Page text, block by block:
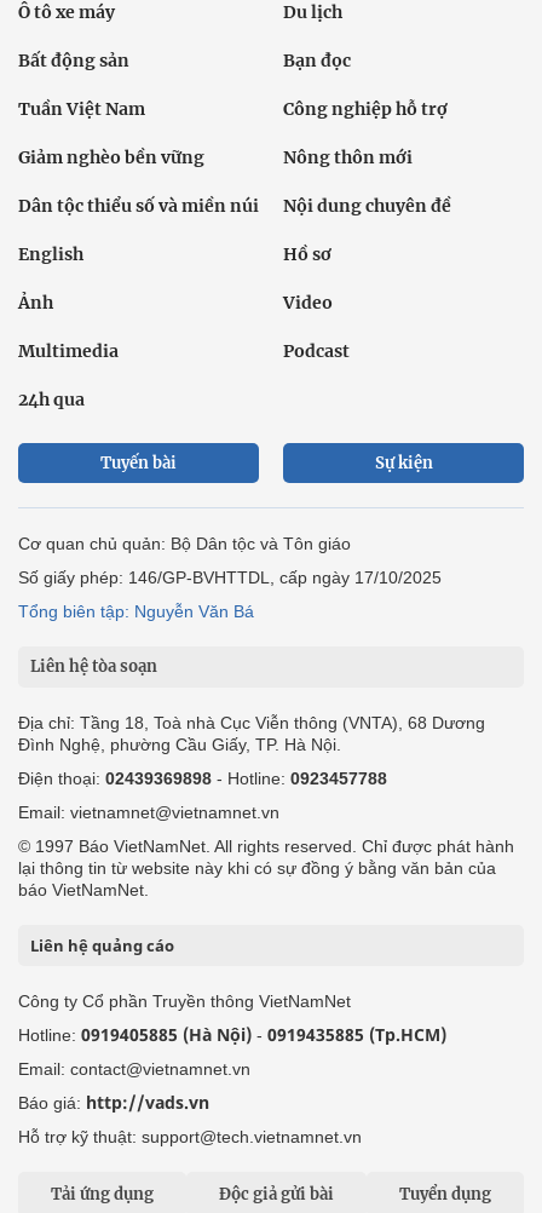
Ô tô xe máy Du lịch
Bất động sản Bạn đọc
Tuần Việt Nam Công nghiệp hỗ trợ
Giảm nghèo bền vững Nông thôn mới
Dân tộc thiểu số và miền núi Nội dung chuyên đề
English Hồ sơ
Ảnh Video
Multimedia Podcast
24h qua
Tuyến bài Sự kiện
Cơ quan chủ quản: Bộ Dân tộc và Tôn giáo
Số giấy phép: 146/GP-BVHTTDL, cấp ngày 17/10/2025
Tổng biên tập: Nguyễn Văn Bá
Liên hệ tòa soạn
Địa chỉ: Tầng 18, Toà nhà Cục Viễn thông (VNTA), 68 Dương
Đình Nghệ, phường Cầu Giấy, TP. Hà Nội.
Điện thoại: 02439369898 - Hotline: 0923457788
Email: vietnamnet@vietnamnet.vn
© 1997 Báo VietNamNet. All rights reserved. Chỉ được phát hành
lại thông tin từ website này khi có sự đồng ý bằng văn bản của
báo VietNamNet.
Liên hệ quảng cáo
Công ty Cổ phần Truyền thông VietNamNet
Hotline: 0919405885 (Hà Nội) - 0919435885 (Tp.HCM)
Email: contact@vietnamnet.vn
Báo giá: http://vads.vn
Hỗ trợ kỹ thuật: support@tech.vietnamnet.vn
Tải ứng dụng Độc giả gửi bài Tuyển dụng